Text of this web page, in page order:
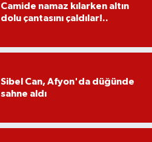
Camide namaz kılarken altın
dolu çantasını çaldılar!..
Sibel Can, Afyon'da düğünde
sahne aldı